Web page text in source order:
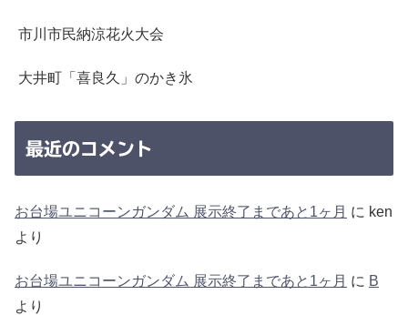
市川市民納涼花火大会
大井町「喜良久」のかき氷
最近のコメント
お台場ユニコーンガンダム 展示終了まであと1ヶ月 に ken
より
お台場ユニコーンガンダム 展示終了まであと1ヶ月 に B
より